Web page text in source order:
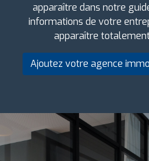
apparaître dans notre
informations de votre
apparaître
Ajoutez votre agence